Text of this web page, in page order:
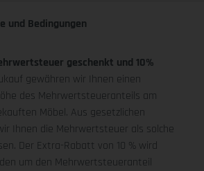
und Bedingungen
geschenkt und 10%
gewähren wir Ihnen einen
des Mehrwertsteueranteils am
Möbel. Aus gesetzlichen
Ihnen die Mehrwertsteuer als solche
Der Extra-Rabatt von 10 % wird
um den Mehrwertsteueranteil